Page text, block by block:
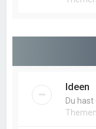
Ideen
Du